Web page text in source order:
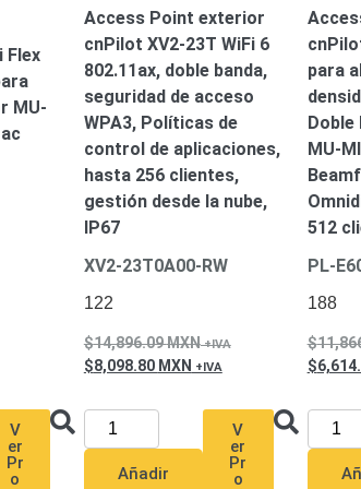
Antiexplosión Bala Codificadores y
Fisheye y HemisféricasLente Motorizado
Profesionales - Caja PTZ Térmicas
WiFi / 4G
AHD / HD-TVI
BalaDomo / Eyeball / Turret
Videograbadoras Analógicas - TurboHD TVI /
Fuentes de Alimentación
Fuentes de
de EnergíaPoE de Largo Alcance UPS -
TurboHD de 8 Canales
/ MonitoresVideowall Seguridad
/ SAN / eSATADiscos Duros Mecánicos
de AplicaciónUnidades de Estado Sólido
Flex
MU-
V
er
Pr
o
Access Point exterior
cnPilot XV2-23T WiFi 6
802.11ax, doble banda,
seguridad de acceso
WPA3, Políticas de
control de aplicaciones,
hasta 256 clientes,
gestión desde la nube,
IP67
XV2-23T0A00-RW
122
14,896.09MXN
8,098.80 MXN
Añadir
V
er
Pr
o
para
Doble
MU-
512
PL-
188